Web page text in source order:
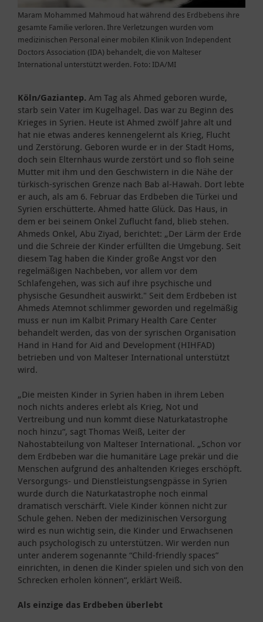
Maram Mohammed Mahmoud hat während des Erdbebens ihre
gesamte Familie verloren. Ihre Verletzungen wurden vom
medizinischen Personal einer mobilen Klinik von Independent
Doctors Association (IDA) behandelt, die von Malteser
International unterstützt werden. Foto: IDA/MI
Köln/Gaziantep. Am Tag als Ahmed geboren wurde,
starb sein Vater im Kugelhagel. Das war zu Beginn des
Krieges in Syrien. Heute ist Ahmed zwölf Jahre alt und
hat nie etwas anderes kennengelernt als Krieg, Flucht
und Zerstörung. Geboren wurde er in der Stadt Homs,
doch sein Elternhaus wurde zerstört und so floh seine
Mutter mit ihm und den Geschwistern in die Nähe der
türkisch-syrischen Grenze nach Bab al-Hawah. Dort lebte
er auch, als am 6. Februar das Erdbeben die Türkei und
Syrien erschütterte. Ahmed hatte Glück. Das Haus, in
dem er bei seinem Onkel Zuflucht fand, blieb stehen.
Ahmeds Onkel, Abu Ziyad, berichtet: „Der Lärm der Erde
und die Schreie der Kinder erfüllten die Umgebung. Seit
diesem Tag haben die Kinder große Angst vor den
regelmäßigen Nachbeben, vor allem vor dem
Schlafengehen, was sich auf ihre psychische und
physische Gesundheit auswirkt." Seit dem Erdbeben ist
Ahmeds Atemnot schlimmer geworden und regelmäßig
muss er nun im Kalbit Primary Health Care Center
behandelt werden, das von der syrischen Organisation
Hand in Hand for Aid and Development (HIHFAD)
betrieben und von Malteser International unterstützt
wird.
„Die meisten Kinder in Syrien haben in ihrem Leben
noch nichts anderes erlebt als Krieg, Not und
Vertreibung und nun kommt diese Naturkatastrophe
noch hinzu“, sagt Thomas Weiß, Leiter der
Nahostabteilung von Malteser International. „Schon vor
dem Erdbeben war die humanitäre Lage prekär und die
Menschen aufgrund des anhaltenden Krieges erschöpft.
Versorgungs- und Dienstleistungsengpässe in Syrien
wurde durch die Naturkatastrophe noch einmal
dramatisch verschärft. Viele Kinder können nicht zur
Schule gehen. Neben der medizinischen Versorgung
wird es nun wichtig sein, die Kinder und Erwachsenen
auch psychologisch zu unterstützen. Wir werden nun
unter anderem sogenannte “Child-friendly spaces”
einrichten, in denen die Kinder spielen und sich von den
Schrecken erholen können“, erklärt Weiß.
Als einzige das Erdbeben überlebt